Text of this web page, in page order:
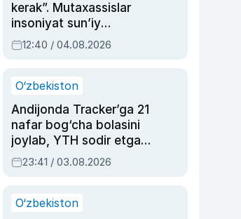
kerak”. Mutaxassislar
insoniyat sun’iy
intellektni boshqara
olmay qolishidan xavotir
12:40 / 04.08.2026
O‘zbekiston
Andijonda Tracker’ga 21
nafar bog‘cha bolasini
joylab, YTH sodir etgan
ayolga sud hukmi o‘qildi
23:41 / 03.08.2026
O‘zbekiston